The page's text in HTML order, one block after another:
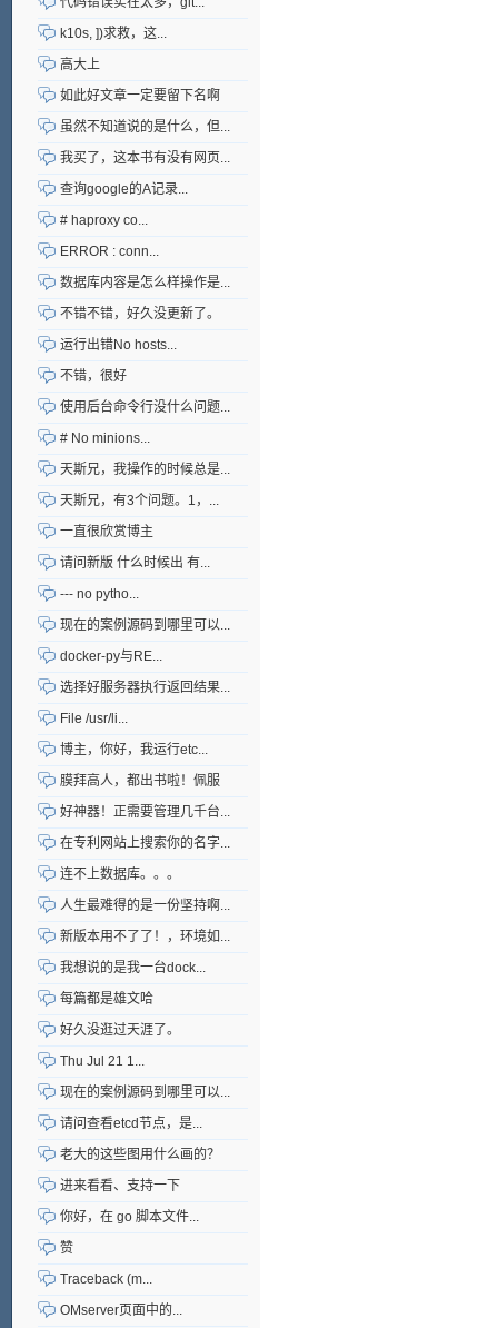
k10s, ])求救，这...
高大上
如此好文章一定要留下名啊
虽然不知道说的是什么，但...
我买了，这本书有没有网页...
查询google的A记录...
# haproxy co...
ERROR : conn...
数据库内容是怎么样操作是...
不错不错，好久没更新了。
运行出错No hosts...
不错，很好
使用后台命令行没什么问题...
# No minions...
天斯兄，我操作的时候总是...
天斯兄，有3个问题。1，...
一直很欣赏博主
请问新版 什么时候出 有...
--- no pytho...
现在的案例源码到哪里可以...
docker-py与RE...
选择好服务器执行返回结果...
File /usr/li...
博主，你好，我运行etc...
膜拜高人，都出书啦！佩服
好神器！正需要管理几千台...
在专利网站上搜索你的名字...
连不上数据库。。。
人生最难得的是一份坚持啊...
新版本用不了了！，环境如...
我想说的是我一台dock...
每篇都是雄文哈
好久没逛过天涯了。
Thu Jul 21 1...
现在的案例源码到哪里可以...
请问查看etcd节点，是...
老大的这些图用什么画的？
进来看看、支持一下
你好，在 go 脚本文件...
赞
Traceback (m...
OMserver页面中的...